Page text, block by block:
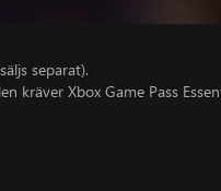
separat).
kräver Xbox Game Pass